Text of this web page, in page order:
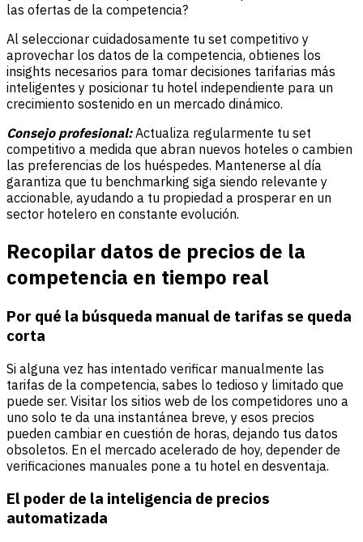
las ofertas de la competencia?
Al seleccionar cuidadosamente tu set competitivo y
aprovechar los datos de la competencia, obtienes los
insights necesarios para tomar decisiones tarifarias más
inteligentes y posicionar tu hotel independiente para un
crecimiento sostenido en un mercado dinámico.
Consejo profesional:Actualiza regularmente tu set
competitivo a medida que abran nuevos hoteles o cambien
las preferencias de los huéspedes. Mantenerse al día
garantiza que tu benchmarking siga siendo relevante y
accionable, ayudando a tu propiedad a prosperar en un
sector hotelero en constante evolución.
Recopilar datos de precios de la
competencia en tiempo real
Por qué la búsqueda manual de tarifas se queda
corta
Si alguna vez has intentado verificar manualmente las
tarifas de la competencia, sabes lo tedioso y limitado que
puede ser. Visitar los sitios web de los competidores uno a
uno solo te da una instantánea breve, y esos precios
pueden cambiar en cuestión de horas, dejando tus datos
obsoletos. En el mercado acelerado de hoy, depender de
verificaciones manuales pone a tu hotel en desventaja.
El poder de la inteligencia de precios
automatizada